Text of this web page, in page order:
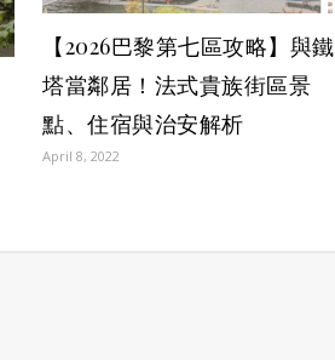
【2026巴黎第七區攻略】與鐵
塔當鄰居！法式貴族街區景
點、住宿與治安解析
April 8, 2022